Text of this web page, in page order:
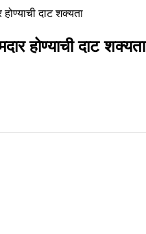
दाट शक्यता
होण्याची दाट शक्यता